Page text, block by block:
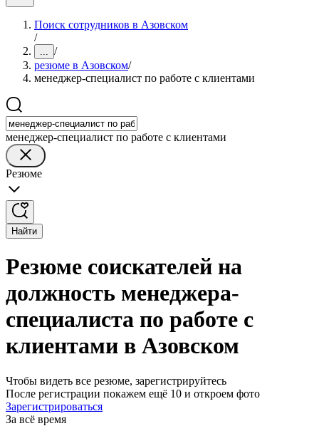
Поиск сотрудников в Азовском
/
... /
резюме в Азовском/
менеджер-специалист по работе с клиентами
менеджер-специалист по работе с клиентами
Резюме
Найти
Резюме соискателей на
должность менеджера-
специалиста по работе с
клиентами в Азовском
Чтобы видеть все резюме, зарегистрируйтесь
После регистрации покажем ещё 10 и откроем фото
Зарегистрироваться
За всё время